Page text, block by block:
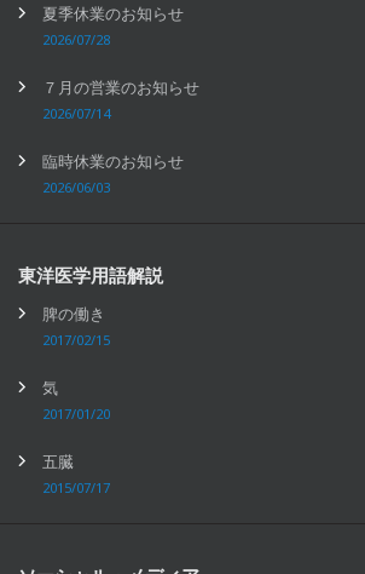
夏季休業のお知らせ
2026/07/28
７月の営業のお知らせ
2026/07/14
臨時休業のお知らせ
2026/06/03
東洋医学用語解説
脾の働き
2017/02/15
気
2017/01/20
五臓
2015/07/17